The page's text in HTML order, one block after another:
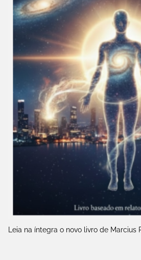
Leia na íntegra o novo livro de Marcius